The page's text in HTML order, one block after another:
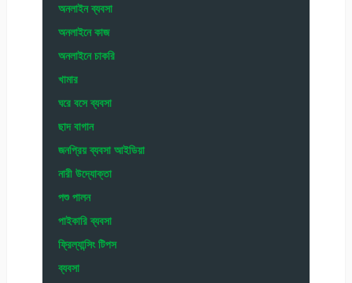
অনলাইন ব্যবসা
অনলাইনে কাজ
অনলাইনে চাকরি
খামার
ঘরে বসে ব্যবসা
ছাদ বাগান
জনপ্রিয় ব্যবসা আইডিয়া
নারী উদ্যোক্তা
পশু পালন
পাইকারি ব্যবসা
ফ্রিল্যান্সিং টিপস
ব্যবসা